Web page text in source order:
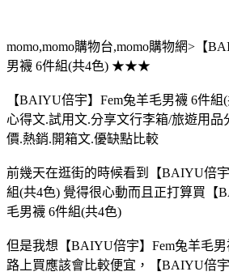
momo,momo購物台,momo購物網>【
男襪 6件組(共4色) ★★★
【BAIYU倍宇】Fem兔羊毛男襪 6件
心得文.試用文.分享文行李箱/旅遊用品
價.熱銷.開箱文.優缺點比較
前幾天在逛街的時候看到【BAIYU倍
組(共4色) 覺得很心動而且正打算買【
毛男襪 6件組(共4色)
但是我想【BAIYU倍宇】Fem兔羊毛男
路上買應該會比較便宜，【BAIYU倍